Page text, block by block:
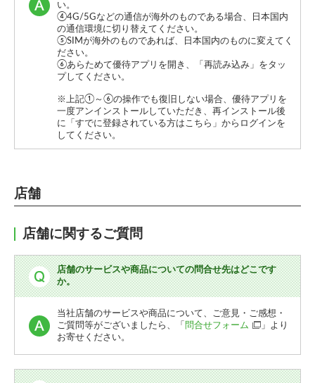
い。
④4G/5Gなどの通信が海外のものである場合、日本国内
の通信環境に切り替えてください。
⑤SIMが海外のものであれば、日本国内のものに変えてく
ださい。
⑥あらためて優待アプリを開き、「再読み込み」をタッ
プしてください。
※上記①～⑥の操作でも復旧しない場合、優待アプリを
一度アンインストールしていただき、再インストール後
に「すでに登録されている方はこちら」からログインを
してください。
店舗
店舗に関するご質問
店舗のサービスや商品についての問合せ先はどこです
か。
当社店舗のサービスや商品について、ご意見・ご感想・
ご質問等がございましたら、「 問合せフォーム
」より
お寄せください。